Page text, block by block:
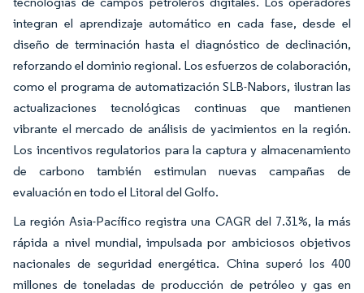
integran el aprendizaje automático en cada fase, desde el
diseño de terminación hasta el diagnóstico de declinación,
reforzando el dominio regional. Los esfuerzos de colaboración,
como el programa de automatización SLB-Nabors, ilustran las
actualizaciones tecnológicas continuas que mantienen
vibrante el mercado de análisis de yacimientos en la región.
Los incentivos regulatorios para la captura y almacenamiento
de carbono también estimulan nuevas campañas de
evaluación en todo el Litoral del Golfo.
La región Asia-Pacífico registra una CAGR del 7.31%, la más
rápida a nivel mundial, impulsada por ambiciosos objetivos
nacionales de seguridad energética. China superó los 400
millones de toneladas de producción de petróleo y gas en